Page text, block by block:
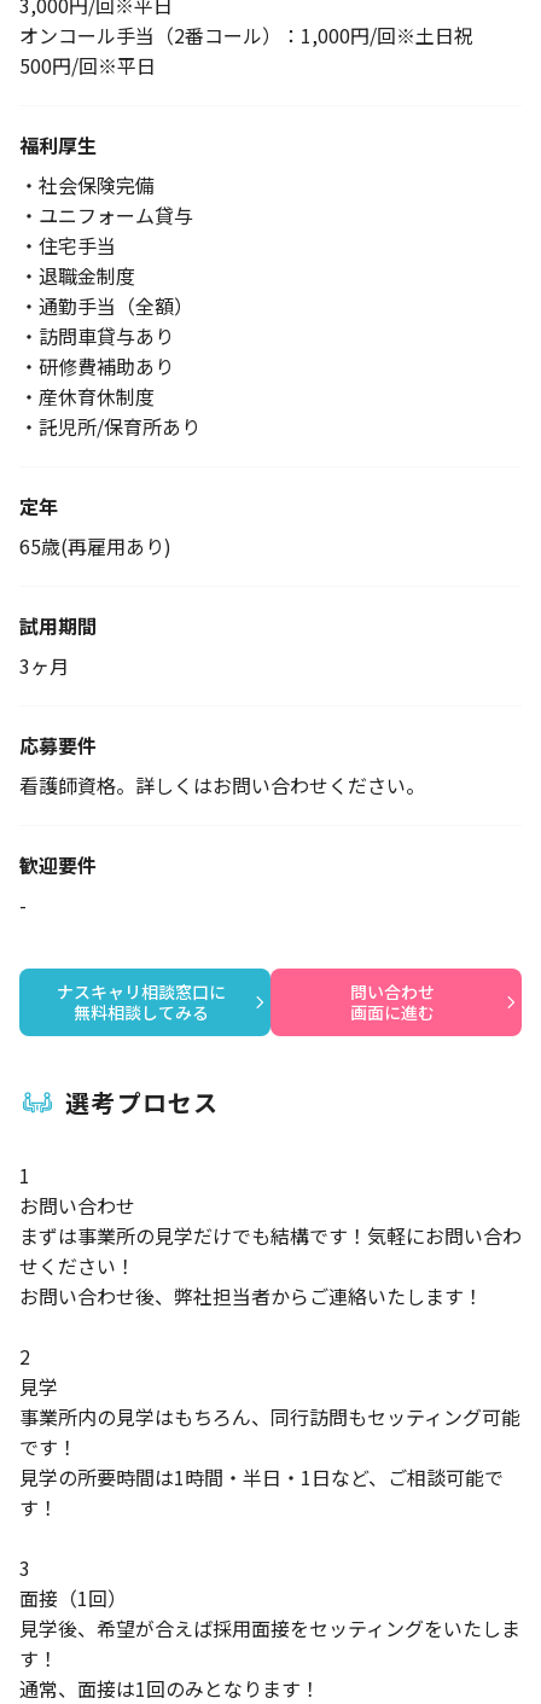
オンコール手当（2番コール）：1,000円/回※土日祝
500円/回※平日
福利厚生
・社会保険完備
・ユニフォーム貸与
・住宅手当
・退職金制度
・通勤手当（全額）
・訪問車貸与あり
・研修費補助あり
・産休育休制度
・託児所/保育所あり
定年
65歳(再雇用あり)
試用期間
3ヶ月
応募要件
看護師資格。詳しくはお問い合わせください。
歓迎要件
-
ナスキャリ相談窓口に
無料相談してみる
問い合わせ
画面に進む
選考プロセス
1
お問い合わせ
まずは事業所の見学だけでも結構です！気軽にお問い合わ
せください！
お問い合わせ後、弊社担当者からご連絡いたします！
2
見学
事業所内の見学はもちろん、同行訪問もセッティング可能
です！
見学の所要時間は1時間・半日・1日など、ご相談可能で
す！
3
面接（1回）
見学後、希望が合えば採用面接をセッティングをいたしま
す！
通常、面接は1回のみとなります！